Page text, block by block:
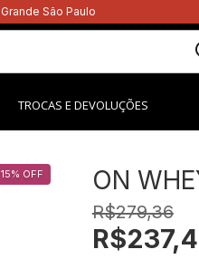
São Paulo
TROCAS E DEVOLUÇÕES
15% OFF ON
R$279,36